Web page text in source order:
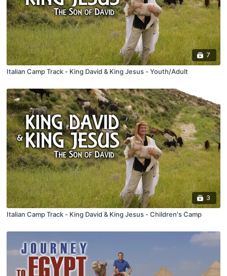
7
Italian Camp Track - King David & King Jesus - Youth/Adult
3
Italian Camp Track - King David & King Jesus - Children's Camp